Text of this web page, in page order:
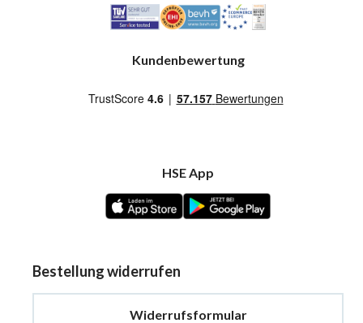
Kundenbewertung
HSE App
Bestellung widerrufen
Widerrufsformular